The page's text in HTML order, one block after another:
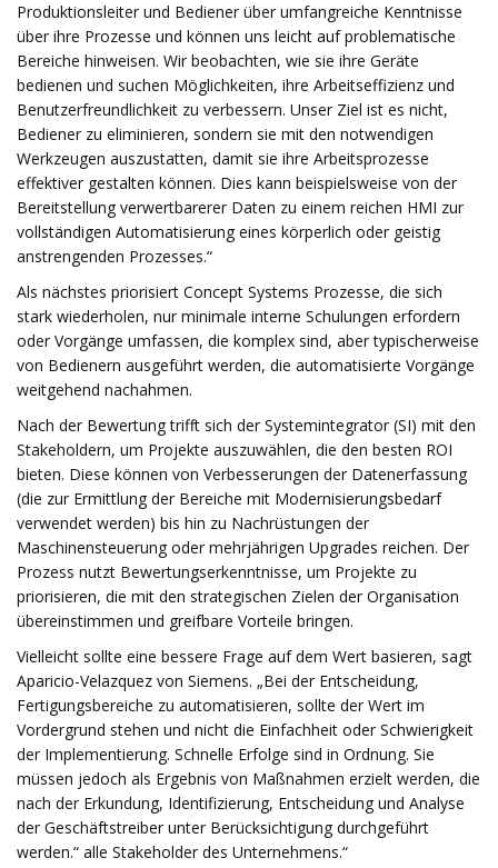
Produktionsleiter und Bediener über umfangreiche Kenntnisse
über ihre Prozesse und können uns leicht auf problematische
Bereiche hinweisen. Wir beobachten, wie sie ihre Geräte
bedienen und suchen Möglichkeiten, ihre Arbeitseffizienz und
Benutzerfreundlichkeit zu verbessern. Unser Ziel ist es nicht,
Bediener zu eliminieren, sondern sie mit den notwendigen
Werkzeugen auszustatten, damit sie ihre Arbeitsprozesse
effektiver gestalten können. Dies kann beispielsweise von der
Bereitstellung verwertbarerer Daten zu einem reichen HMI zur
vollständigen Automatisierung eines körperlich oder geistig
anstrengenden Prozesses.“
Als nächstes priorisiert Concept Systems Prozesse, die sich
stark wiederholen, nur minimale interne Schulungen erfordern
oder Vorgänge umfassen, die komplex sind, aber typischerweise
von Bedienern ausgeführt werden, die automatisierte Vorgänge
weitgehend nachahmen.
Nach der Bewertung trifft sich der Systemintegrator (SI) mit den
Stakeholdern, um Projekte auszuwählen, die den besten ROI
bieten. Diese können von Verbesserungen der Datenerfassung
(die zur Ermittlung der Bereiche mit Modernisierungsbedarf
verwendet werden) bis hin zu Nachrüstungen der
Maschinensteuerung oder mehrjährigen Upgrades reichen. Der
Prozess nutzt Bewertungserkenntnisse, um Projekte zu
priorisieren, die mit den strategischen Zielen der Organisation
übereinstimmen und greifbare Vorteile bringen.
Vielleicht sollte eine bessere Frage auf dem Wert basieren, sagt
Aparicio-Velazquez von Siemens. „Bei der Entscheidung,
Fertigungsbereiche zu automatisieren, sollte der Wert im
Vordergrund stehen und nicht die Einfachheit oder Schwierigkeit
der Implementierung. Schnelle Erfolge sind in Ordnung. Sie
müssen jedoch als Ergebnis von Maßnahmen erzielt werden, die
nach der Erkundung, Identifizierung, Entscheidung und Analyse
der Geschäftstreiber unter Berücksichtigung durchgeführt
werden.“ alle Stakeholder des Unternehmens.“